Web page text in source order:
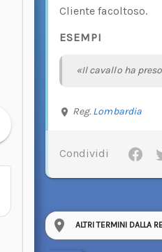
Cliente facoltoso.
ESEMPI
«Il cavallo ha
Reg. Lombardia
Condividi
ALTRI TERMINI DALLA